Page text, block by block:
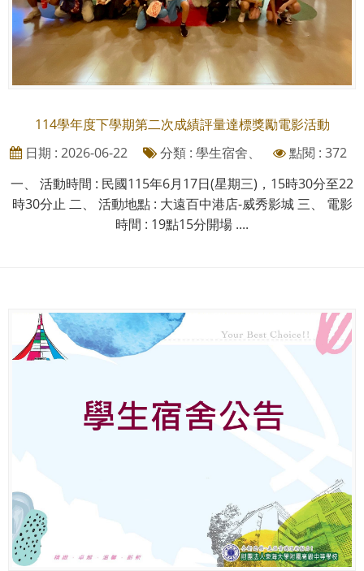
114學年度下學期第二次成績評量達標獎勵電影活動
日期 : 2026-06-22
分類 : 學生宿舍、
點閱 : 372
一、 活動時間 : 民國115年6月17日(星期三)，15時30分至22
時30分止 二、 活動地點 : 大遠百中港店-威秀影城 三、 電影
時間 : 19點15分開場 ....